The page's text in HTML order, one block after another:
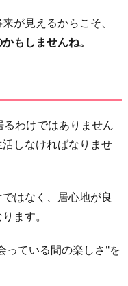
が見えるからこそ、
もしませんね。
わけではありません
しなければなりませ
ではなく、居心地が良
ます。
っている間の楽しさ"を